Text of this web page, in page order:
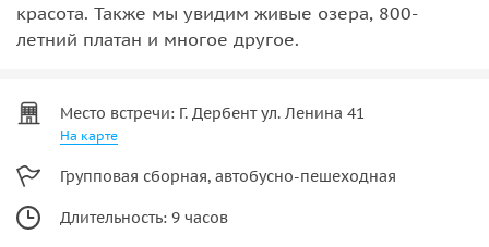
красота. Также мы увидим живые озера, 800-
летний платан и многое другое.
Место встречи: Г. Дербент ул. Ленина 41
На карте
Групповая сборная, автобусно-пешеходная
Длительность: 9 часов